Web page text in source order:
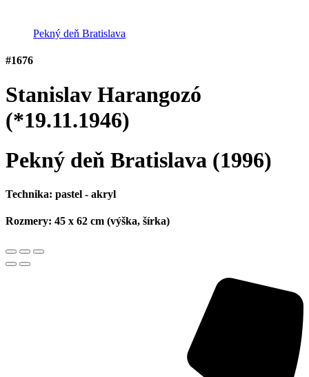
Pekný deň Bratislava
#1676
Stanislav Harangozó
(*19.11.1946)
Pekný deň Bratislava (1996)
Technika: pastel - akryl
Rozmery: 45 x 62 cm (výška, šírka)